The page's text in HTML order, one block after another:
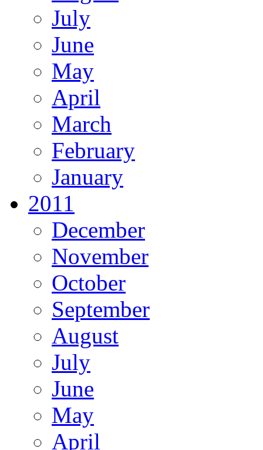
July
June
May
April
March
February
January
2011
December
November
October
September
August
July
June
May
April